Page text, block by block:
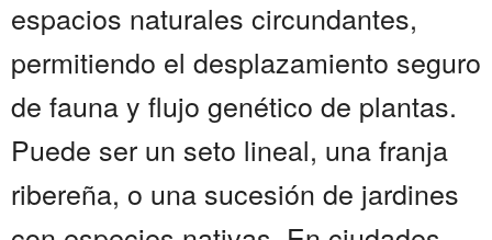
espacios naturales circundantes,
permitiendo el desplazamiento seguro
de fauna y flujo genético de plantas.
Puede ser un seto lineal, una franja
ribereña, o una sucesión de jardines